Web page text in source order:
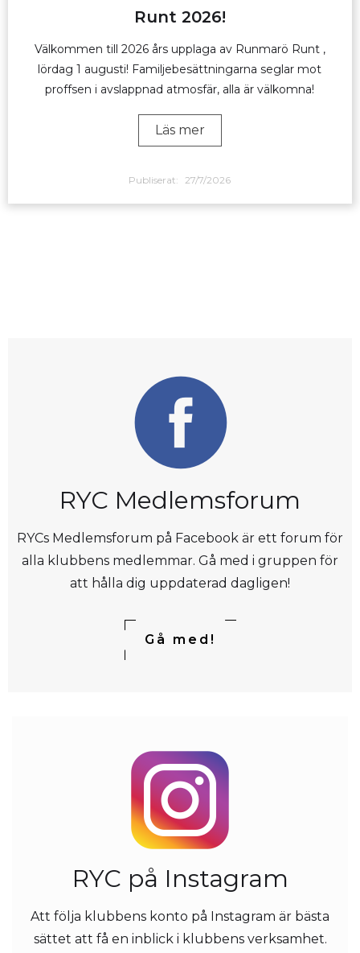
Runt 2026!
Välkommen till 2026 års upplaga av Runmarö Runt ,
lördag 1 augusti! Familjebesättningarna seglar mot
proffsen i avslappnad atmosfär, alla är välkomna!
Läs mer
Publiserat: 27/7/2026
RYC Medlemsforum
RYCs Medlemsforum på Facebook är ett forum för
alla klubbens medlemmar. Gå med i gruppen för
att hålla dig uppdaterad dagligen!
Gå med!
RYC på Instagram
Att följa klubbens konto på Instagram är bästa
sättet att få en inblick i klubbens verksamhet.